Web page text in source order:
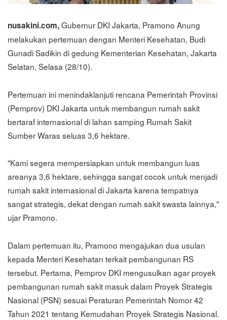
nusakini.com,Gubernur DKI Jakarta, Pramono Anung
melakukan pertemuan dengan Menteri Kesehatan, Budi
Gunadi Sadikin di gedung Kementerian Kesehatan, Jakarta
Selatan, Selasa (28/10).
Pertemuan ini menindaklanjuti rencana Pemerintah Provinsi
(Pemprov) DKI Jakarta untuk membangun rumah sakit
bertaraf internasional di lahan samping Rumah Sakit
Sumber Waras seluas 3,6 hektare.
"Kami segera mempersiapkan untuk membangun luas
areanya 3,6 hektare, sehingga sangat cocok untuk menjadi
rumah sakit internasional di Jakarta karena tempatnya
sangat strategis, dekat dengan rumah sakit swasta lainnya,"
ujar Pramono.
Dalam pertemuan itu, Pramono mengajukan dua usulan
kepada Menteri Kesehatan terkait pembangunan RS
tersebut. Pertama, Pemprov DKI mengusulkan agar proyek
pembangunan rumah sakit masuk dalam Proyek Strategis
Nasional (PSN) sesuai Peraturan Pemerintah Nomor 42
Tahun 2021 tentang Kemudahan Proyek Strategis Nasional.